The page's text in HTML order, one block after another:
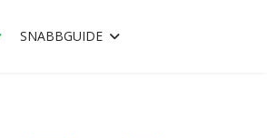
SNABBGUIDE